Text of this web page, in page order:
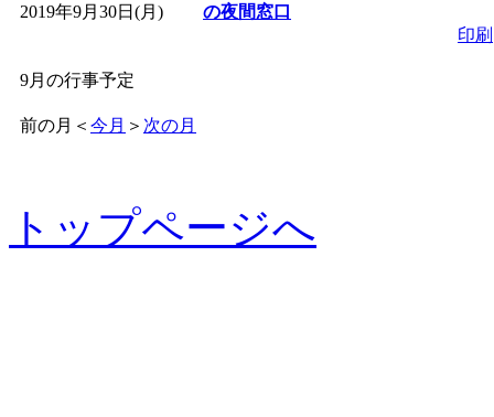
2019年9月30日(月)
の夜間窓口
印刷
9月の行事予定
前の月 ＜ 今月 ＞ 次の月
トップページへ